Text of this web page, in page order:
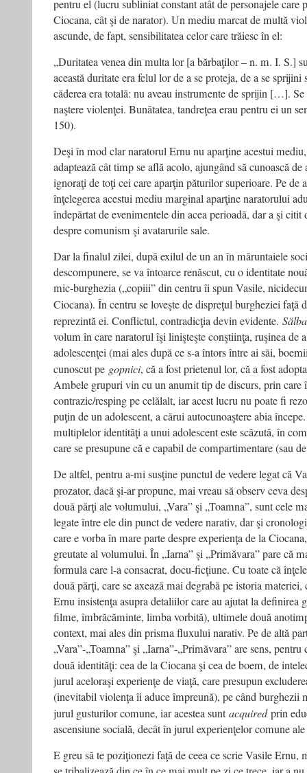
pentru el (lucru subliniat constant atât de personajele care
Ciocana, cât şi de narator). Un mediu marcat de multă
ascunde, de fapt, sensibilitatea celor care trăiesc în el:
„Duritatea venea din multa lor [a bărbaţilor – n. m. I. S.]
această duritate era felul lor de a se proteja, de a se
căderea era totală: nu aveau instrumente de sprijin […]. Se
naştere violenţei. Bunătatea, tandreţea erau pentru ei un
150).
Deşi în mod clar naratorul Ernu nu aparţine acestui
adaptează cât timp se află acolo, ajungând să cunoască
ignoraţi de toţi cei care aparţin păturilor superioare. Pe de
înţelegerea acestui mediu marginal aparţine naratorului
îndepărtat de evenimentele din acea perioadă, dar a şi citit
despre comunism şi avatarurile sale.
Dar la finalul zilei, după exilul de un an în măruntaiele
descompunere, se va întoarce renăscut, cu o identitate
mic‑burghezia („copiii” din centru îi spun Vasile,
Ciocana). În centru se loveşte de dispreţul burgheziei faţă
reprezintă ei. Conflictul, contradicţia devin evidente.
volum în care naratorul îşi linişteşte conştiinţa, ruşinea de
adolescenţei (mai ales după ce s‑a întors între ai săi,
cunoscut pe gopnici, că a fost prietenul lor, că a fost
Ambele grupuri vin cu un anumit tip de discurs, prin care
contrazic/resping pe celălalt, iar acest lucru nu poate fi
puţin de un adolescent, a cărui autocunoaştere abia
multiplelor identităţi a unui adolescent este scăzută, în
care se presupune că e capabil de compartimentare (sau
De altfel, pentru a‑mi susţine punctul de vedere legat că
prozator, dacă şi‑ar propune, mai vreau să observ ceva
două părţi ale volumului, „Vara” şi „Toamna”, sunt cele
legate între ele din punct de vedere narativ, dar şi
care e vorba în mare parte despre experienţa de la
greutate al volumului. În „Iarna” şi „Primăvara” pare că
formula care l‑a consacrat, docu‑ficţiune. Cu toate că
două părţi, care se axează mai degrabă pe istoria
Ernu insistenţa asupra detaliilor care au ajutat la definirea
filme, îmbrăcăminte, limba vorbită), ultimele două
context, mai ales din prisma fluxului narativ. Pe de altă
„Vara”‑„Toamna” şi „Iarna”‑„Primăvara” are sens,
două identităţi: cea de la Ciocana şi cea de boem, de
jurul aceloraşi experienţe de viaţă, care presupun
(inevitabil violenţa îi aduce împreună), pe când burghezii
jurul gusturilor comune, iar acestea suntacquiredprin
ascensiune socială, decât în jurul experienţelor comune
E greu să te poziţionezi faţă de ceea ce scrie Vasile Ernu,